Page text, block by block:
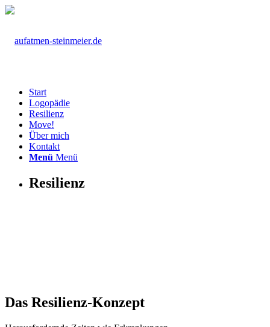
Start
Logopädie
Resilienz
Move!
Über mich
Kontakt
Menü Menü
Resilienz
Das Resilienz-Konzept